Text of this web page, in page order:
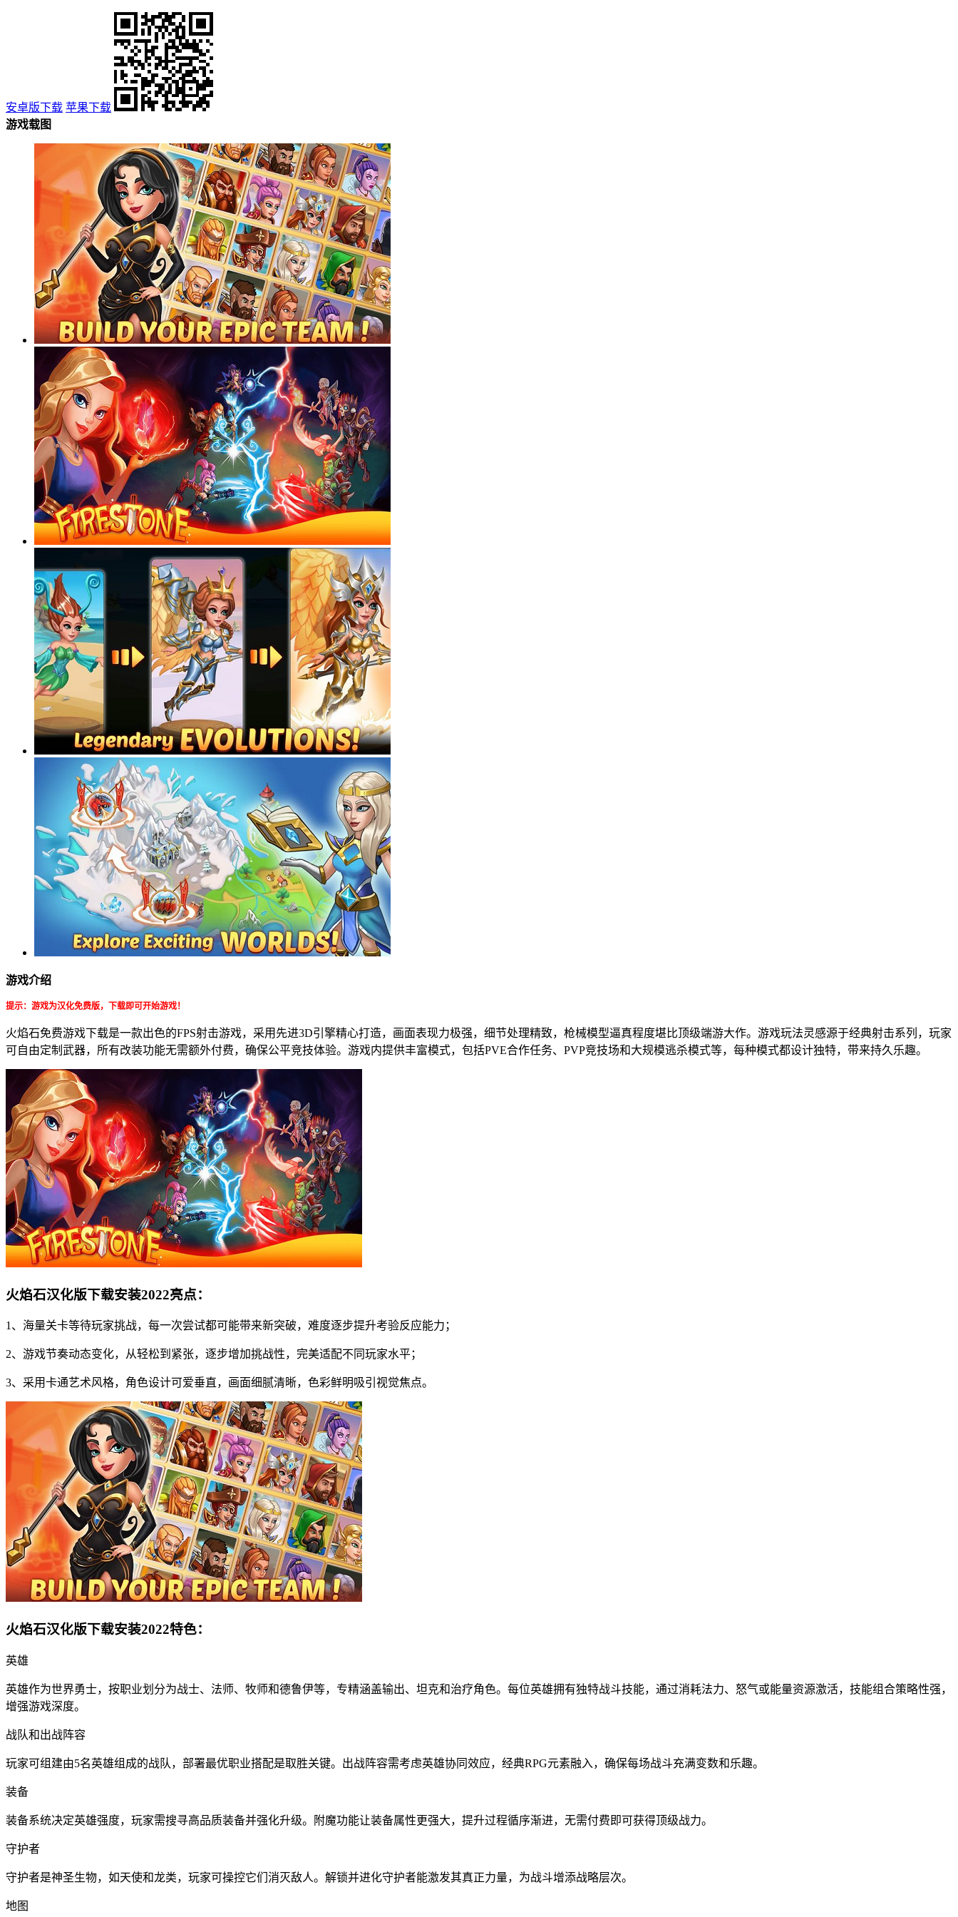
安卓版下载 苹果下载
游戏载图
游戏介绍
提示：游戏为汉化免费版，下载即可开始游戏！
火焰石免费游戏下载是一款出色的FPS射击游戏，采用先进3D引擎精心打造，画面表现力极强，细节处理精致，枪械模型逼真程度堪比顶级端游大作。游戏玩法灵感源于经典射击系列，玩家
可自由定制武器，所有改装功能无需额外付费，确保公平竞技体验。游戏内提供丰富模式，包括PVE合作任务、PVP竞技场和大规模逃杀模式等，每种模式都设计独特，带来持久乐趣。
火焰石汉化版下载安装2022亮点：
1、海量关卡等待玩家挑战，每一次尝试都可能带来新突破，难度逐步提升考验反应能力；
2、游戏节奏动态变化，从轻松到紧张，逐步增加挑战性，完美适配不同玩家水平；
3、采用卡通艺术风格，角色设计可爱垂直，画面细腻清晰，色彩鲜明吸引视觉焦点。
火焰石汉化版下载安装2022特色：
英雄
英雄作为世界勇士，按职业划分为战士、法师、牧师和德鲁伊等，专精涵盖输出、坦克和治疗角色。每位英雄拥有独特战斗技能，通过消耗法力、怒气或能量资源激活，技能组合策略性强，
增强游戏深度。
战队和出战阵容
玩家可组建由5名英雄组成的战队，部署最优职业搭配是取胜关键。出战阵容需考虑英雄协同效应，经典RPG元素融入，确保每场战斗充满变数和乐趣。
装备
装备系统决定英雄强度，玩家需搜寻高品质装备并强化升级。附魔功能让装备属性更强大，提升过程循序渐进，无需付费即可获得顶级战力。
守护者
守护者是神圣生物，如天使和龙类，玩家可操控它们消灭敌人。解锁并进化守护者能激发其真正力量，为战斗增添战略层次。
地图